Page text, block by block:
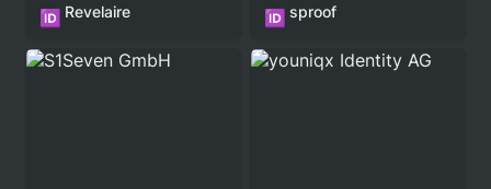
🆔 Revelaire 🆔 sproof
S1Seven GmbH youniqx Identity AG